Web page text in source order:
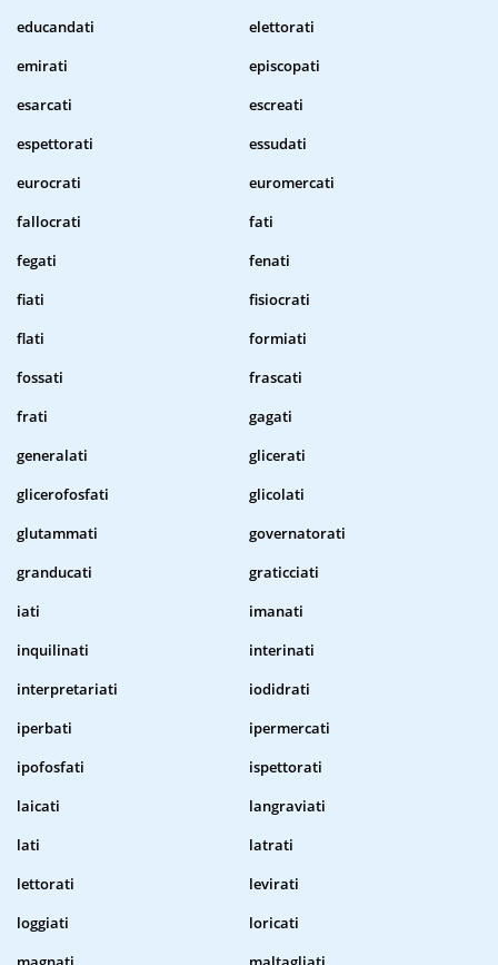
educandati
elettorati
emirati
episcopati
esarcati
escreati
espettorati
essudati
eurocrati
euromercati
fallocrati
fati
fegati
fenati
fiati
fisiocrati
flati
formiati
fossati
frascati
frati
gagati
generalati
glicerati
glicerofosfati
glicolati
glutammati
governatorati
granducati
graticciati
iati
imanati
inquilinati
interinati
interpretariati
iodidrati
iperbati
ipermercati
ipofosfati
ispettorati
laicati
langraviati
lati
latrati
lettorati
levirati
loggiati
loricati